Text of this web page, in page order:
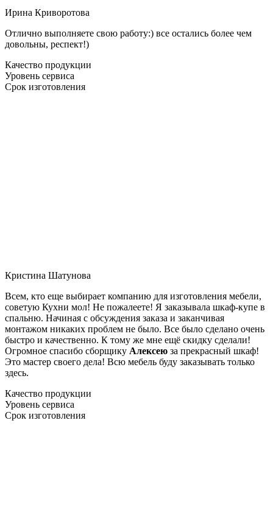
Ирина Криворотова
Отлично выполняете свою работу:) все остались более чем
довольны, респект!)
Качество продукции
Уровень сервиса
Срок изготовления
Кристина Шатунова
Всем, кто еще выбирает компанию для изготовления мебели,
советую Кухни мол! Не пожалеете! Я заказывала шкаф-купе в
спальню. Начиная с обсуждения заказа и заканчивая
монтажом никаких проблем не было. Все было сделано очень
быстро и качественно. К тому же мне ещё скидку сделали!
Огромное спасибо сборщику Алексею за прекрасный шкаф!
Это мастер своего дела! Всю мебель буду заказывать только
здесь.
Качество продукции
Уровень сервиса
Срок изготовления